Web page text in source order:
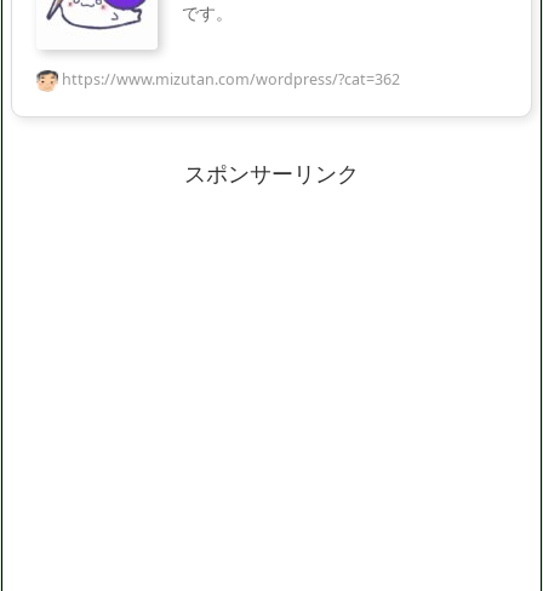
です。
https://www.mizutan.com/wordpress/?cat=362
スポンサーリンク